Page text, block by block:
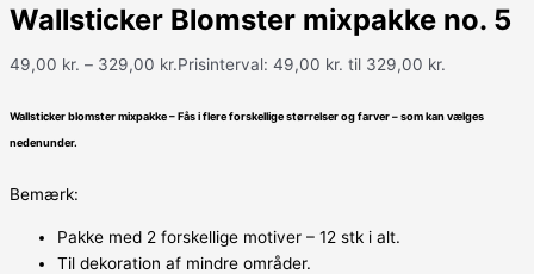
Wallsticker Blomster mixpakke no. 5
49,00 kr. – 329,00 kr.Prisinterval: 49,00 kr. til 329,00 kr.
Wallsticker blomster mixpakke – Fås i flere forskellige størrelser og farver – som kan vælges
nedenunder.
Bemærk:
Pakke med 2 forskellige motiver – 12 stk i alt.
Til dekoration af mindre områder.